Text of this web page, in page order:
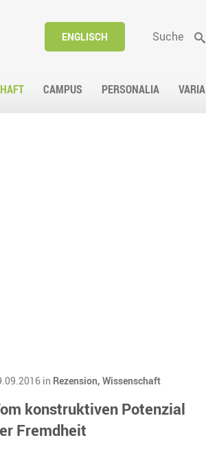
ENGLISCH Suche
CAMPUS PERSONALIA VARIA
in Rezension, Wissenschaft
konstruktiven Potenzial
Fremdheit